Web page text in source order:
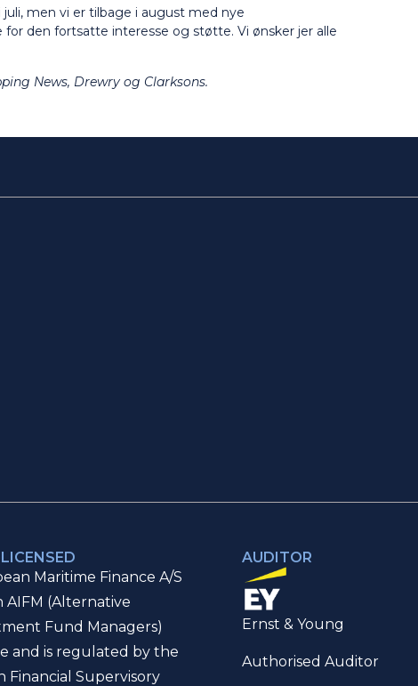
men vi er tilbage i august med nye
den fortsatte interesse og støtte. Vi ønsker jer alle
News, Drewry og Clarksons.
Maritime Finance A/S
AIFM (Alternative
Fund Managers)
and is regulated by the
Financial Supervisory
AUDITOR
Ernst & Young
Authorised Auditor